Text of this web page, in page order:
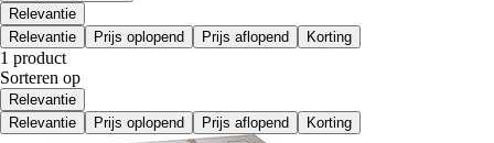
Relevantie
Relevantie
Prijs oplopend Prijs aflopend Korting
1 product
Sorteren op
Relevantie
Relevantie
Prijs oplopend Prijs aflopend Korting